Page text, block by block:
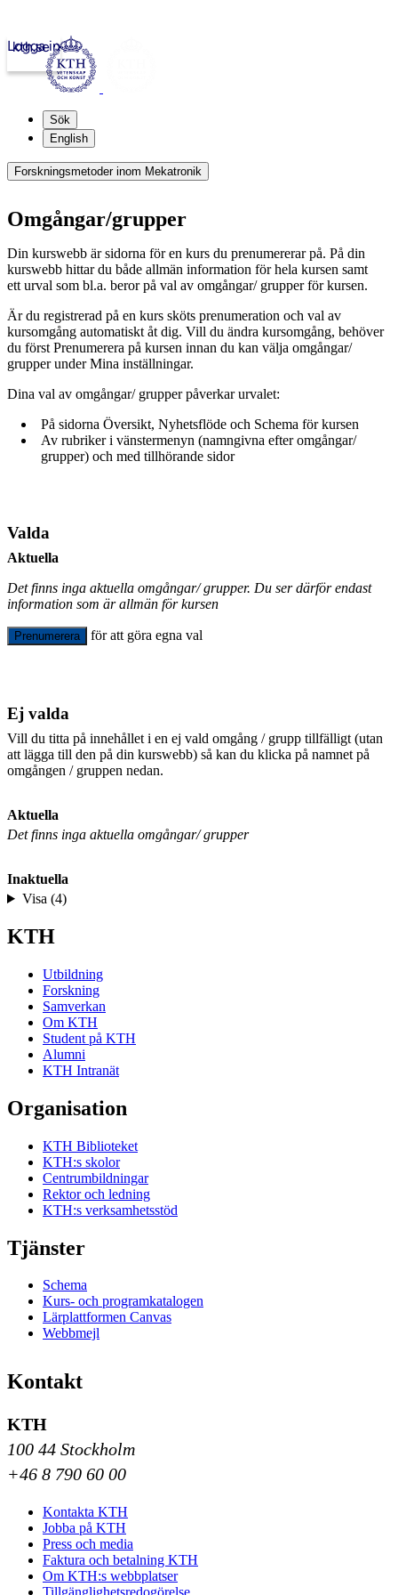
kth.se
Logga in
Sök
English
Forskningsmetoder inom Mekatronik
Omgångar/grupper
Din kurswebb är sidorna för en kurs du prenumererar på. På din
kurswebb hittar du både allmän information för hela kursen samt
ett urval som bl.a. beror på val av omgångar/ grupper för kursen.
Är du registrerad på en kurs sköts prenumeration och val av
kursomgång automatiskt åt dig. Vill du ändra kursomgång, behöver
du först Prenumerera på kursen innan du kan välja omgångar/
grupper under Mina inställningar.
Dina val av omgångar/ grupper påverkar urvalet:
På sidorna Översikt, Nyhetsflöde och Schema för kursen
Av rubriker i vänstermenyn (namngivna efter omgångar/
grupper) och med tillhörande sidor
Valda
Aktuella
Det finns inga aktuella omgångar/ grupper. Du ser därför endast
information som är allmän för kursen
Prenumerera för att göra egna val
Ej valda
Vill du titta på innehållet i en ej vald omgång / grupp tillfälligt (utan
att lägga till den på din kurswebb) så kan du klicka på namnet på
omgången / gruppen nedan.
Aktuella
Det finns inga aktuella omgångar/ grupper
Inaktuella
Visa (4)
KTH
Utbildning
Forskning
Samverkan
Om KTH
Student på KTH
Alumni
KTH Intranät
Organisation
KTH Biblioteket
KTH:s skolor
Centrumbildningar
Rektor och ledning
KTH:s verksamhetsstöd
Tjänster
Schema
Kurs- och programkatalogen
Lärplattformen Canvas
Webbmejl
Kontakt
KTH
100 44 Stockholm
+46 8 790 60 00
Kontakta KTH
Jobba på KTH
Press och media
Faktura och betalning KTH
Om KTH:s webbplatser